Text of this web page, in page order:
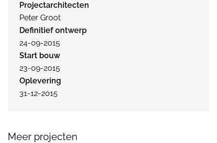
Projectarchitecten
Peter Groot
Definitief ontwerp
24-09-2015
Start bouw
23-09-2015
Oplevering
31-12-2015
Meer projecten